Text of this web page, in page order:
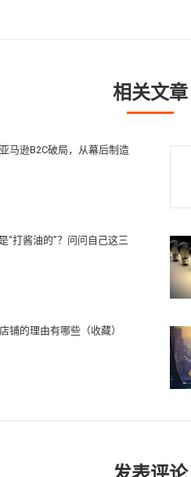
相关文章
马逊B2C破局，从幕后制造
“打酱油的”？问问自己这三
铺的理由有哪些（收藏）